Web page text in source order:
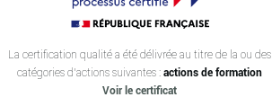
La certification qualité a été délivrée au titre de la ou des
catégories d’actions suivantes : actions de formation
Voir le certificat